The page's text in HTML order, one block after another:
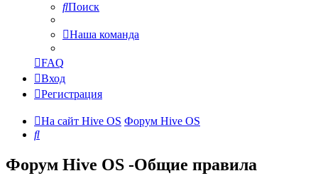
Поиск
Наша команда
FAQ
Вход
Регистрация
На сайт Hive OS Форум Hive OS
Поиск
Форум Hive OS -Общие правила